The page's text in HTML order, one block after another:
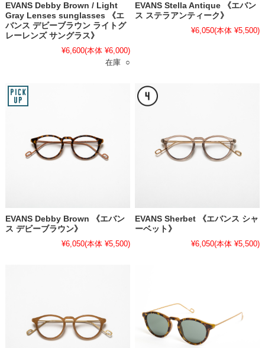
EVANS Debby Brown / Light
Gray Lenses sunglasses 《エ
バンス デビーブラウン ライトグ
レーレンズ サングラス》
¥6,600(本体 ¥6,000)
在庫 ○
EVANS Stella Antique 《エバン
ス ステラアンティーク》
¥6,050(本体 ¥5,500)
EVANS Debby Brown 《エバン
ス デビーブラウン》
¥6,050(本体 ¥5,500)
EVANS Sherbet 《エバンス シャ
ーベット》
¥6,050(本体 ¥5,500)